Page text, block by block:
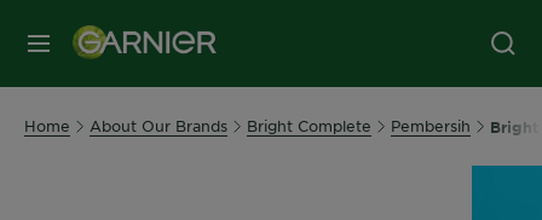
MENU
Home About Our Brands Bright Complete Pembersih Bright